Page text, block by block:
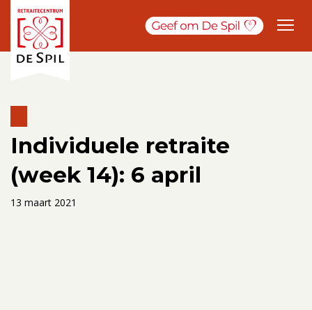
Individuele retraite
(week 14): 6 april
13 maart 2021